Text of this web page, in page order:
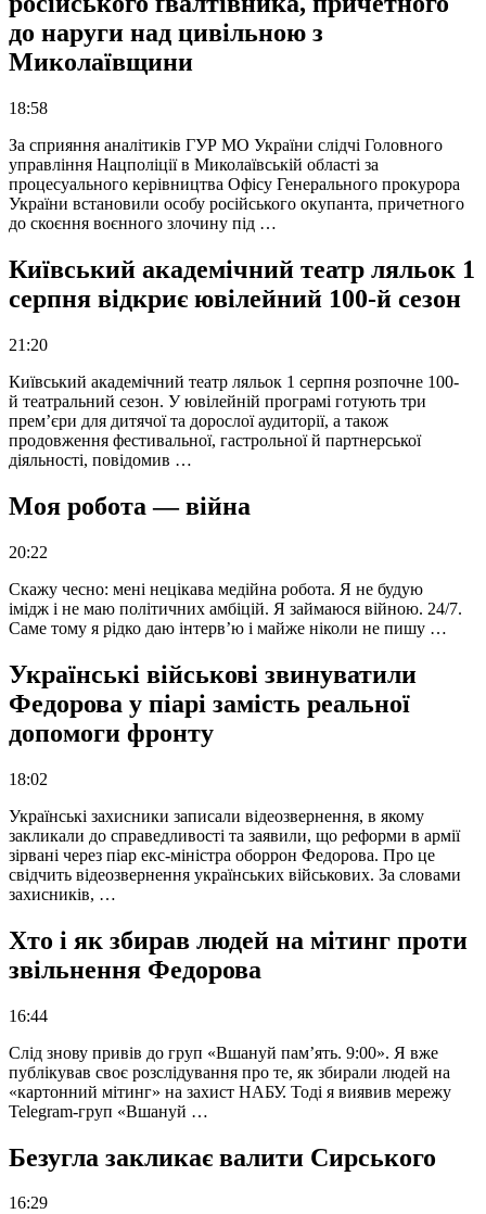
до наруги над цивільною з
Миколаївщини
18:58
За сприяння аналітиків ГУР МО України слідчі Головного
управління Нацполіції в Миколаївській області за
процесуального керівництва Офісу Генерального прокурора
України встановили особу російського окупанта, причетного
до скоєння воєнного злочину під …
Київський академічний театр ляльок 1
серпня відкриє ювілейний 100-й сезон
21:20
Київський академічний театр ляльок 1 серпня розпочне 100-
й театральний сезон. У ювілейній програмі готують три
прем’єри для дитячої та дорослої аудиторії, а також
продовження фестивальної, гастрольної й партнерської
діяльності, повідомив …
Моя робота — війна
20:22
Скажу чесно: мені нецікава медійна робота. Я не будую
імідж і не маю політичних амбіцій. Я займаюся війною. 24/7.
Саме тому я рідко даю інтерв’ю і майже ніколи не пишу …
Українські військові звинуватили
Федорова у піарі замість реальної
допомоги фронту
18:02
Українські захисники записали відеозвернення, в якому
закликали до справедливості та заявили, що реформи в армії
зірвані через піар екс-міністра оборрон Федорова. Про це
свідчить відеозвернення українських військових. За словами
захисників, …
Хто і як збирав людей на мітинг проти
звільнення Федорова
16:44
Слід знову привів до груп «Вшануй пам’ять. 9:00». Я вже
публікував своє розслідування про те, як збирали людей на
«картонний мітинг» на захист НАБУ. Тоді я виявив мережу
Telegram-груп «Вшануй …
Безугла закликає валити Сирського
16:29